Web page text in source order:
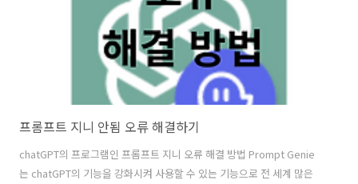
프롬프트 지니 안됨 오류 해결하기
chatGPT의 프로그램인 프롬프트 지니 오류 해결 방법 Prompt Genie
는 chatGPT의 기능을 강화시켜 사용할 수 있는 기능으로 전 세계 많은